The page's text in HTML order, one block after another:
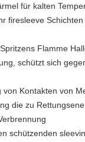
für kalten
firesleeve Schichten
Flamme
schützt sich
Kontakten von
die zu
schützenden